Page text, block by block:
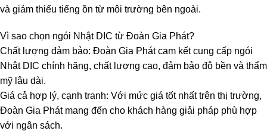
và giảm thiểu tiếng ồn từ môi trường bên ngoài.
Vì sao chọn ngói Nhật DIC từ Đoàn Gia Phát?
Chất lượng đảm bảo: Đoàn Gia Phát cam kết cung cấp ngói
Nhật DIC chính hãng, chất lượng cao, đảm bảo độ bền và thẩm
mỹ lâu dài.
Giá cả hợp lý, cạnh tranh: Với mức giá tốt nhất trên thị trường,
Đoàn Gia Phát mang đến cho khách hàng giải pháp phù hợp
với ngân sách.